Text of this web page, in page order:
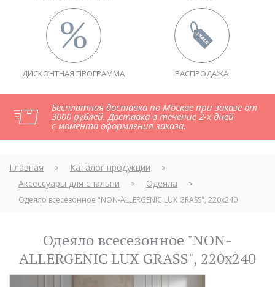
ДИСКОНТНАЯ ПРОГРАММА РАСПРОДАЖА
Бесплатная доставка по Москве при заказе от
3000 рублей. Доставка в течение 2-х дней
с момента оформления заказа.
Главная > Каталог продукции >
Аксессуары для спальни > Одеяла
>
Одеяло всесезонное "NON-ALLERGENIC LUX GRASS", 220x240
Одеяло всесезонное "NON-
ALLERGENIC LUX GRASS", 220x240